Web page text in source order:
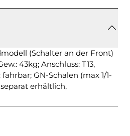
(Schalter an der Front)
43kg; Anschluss: T13,
GN-Schalen (max 1/1-
erhältlich,